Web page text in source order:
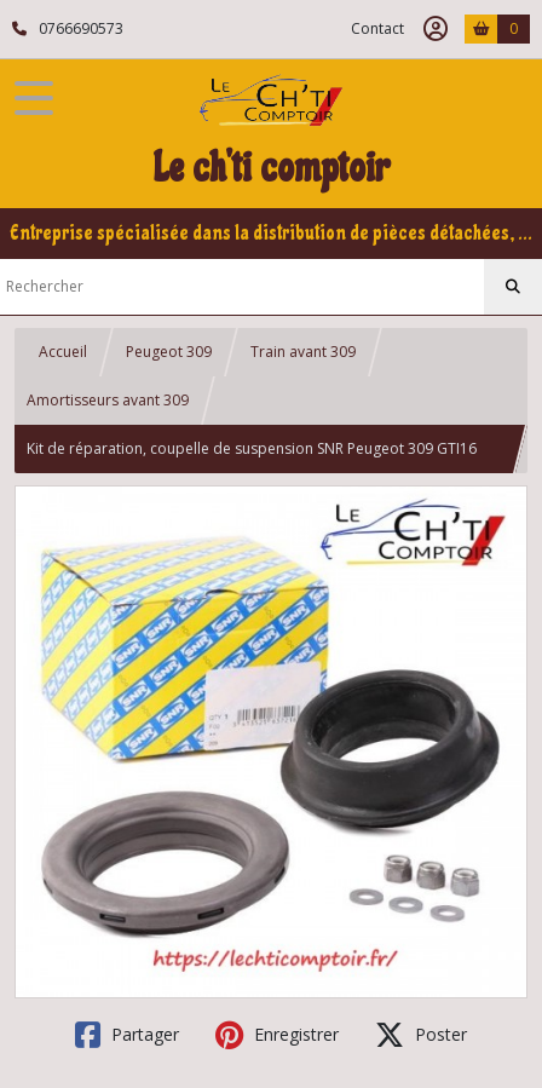
0766690573 Contact 0
Le ch'ti comptoir
Entreprise spécialisée dans la distribution de pièces détachées, refabrication pour voitures Yountimers Peugeot 205 GTI, 309 GTI - GTI16
Accueil Peugeot 309 Train avant 309
Amortisseurs avant 309
Kit de réparation, coupelle de suspension SNR Peugeot 309 GTI16
Partager Enregistrer Poster